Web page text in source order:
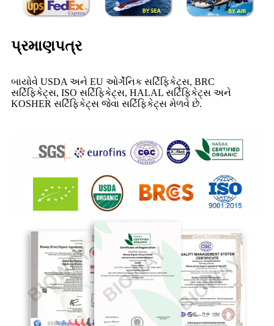
પ્રમાણપત્ર
બાયોવે USDA અને EU ઓર્ગેનિક સર્ટિફિકેટ્સ, BRC
સર્ટિફિકેટ્સ, ISO સર્ટિફિકેટ્સ, HALAL સર્ટિફિકેટ્સ અને
KOSHER સર્ટિફિકેટ્સ જેવા સર્ટિફિકેટ્સ મેળવે છે.